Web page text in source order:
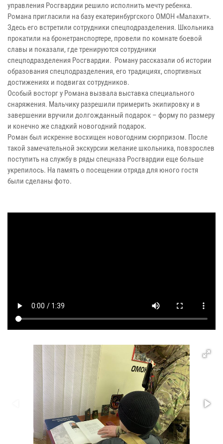
управления Росгвардии решило исполнить мечту ребенка.
Романа пригласили на базу екатеринбургского ОМОН «Малахит».
Здесь его встретили сотрудники спецподразделения. Школьника
прокатили на бронетранспортере, провели по комнате боевой
славы и показали, где тренируются сотрудники
спецподразделения Росгвардии. Роману рассказали об истории
образования спецподразделения, его традициях, спортивных
достижениях и подвигах сотрудников.
Особый восторг у Романа вызвала выставка специального
снаряжения. Мальчику разрешили примерить экипировку и в
завершении вручили долгожданный подарок – форму по размеру
и конечно же сладкий новогодний подарок.
Роман был искренне восхищен новогодним сюрпризом. После
такой замечательной экскурсии желание школьника, повзрослев
поступить на службу в ряды спецназа Росгвардии еще больше
укрепилось. На память о посещении отряда для юного гостя
были сделаны фото.